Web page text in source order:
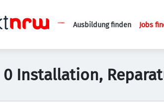
Ausbildung finden Jobs
0 Installation,